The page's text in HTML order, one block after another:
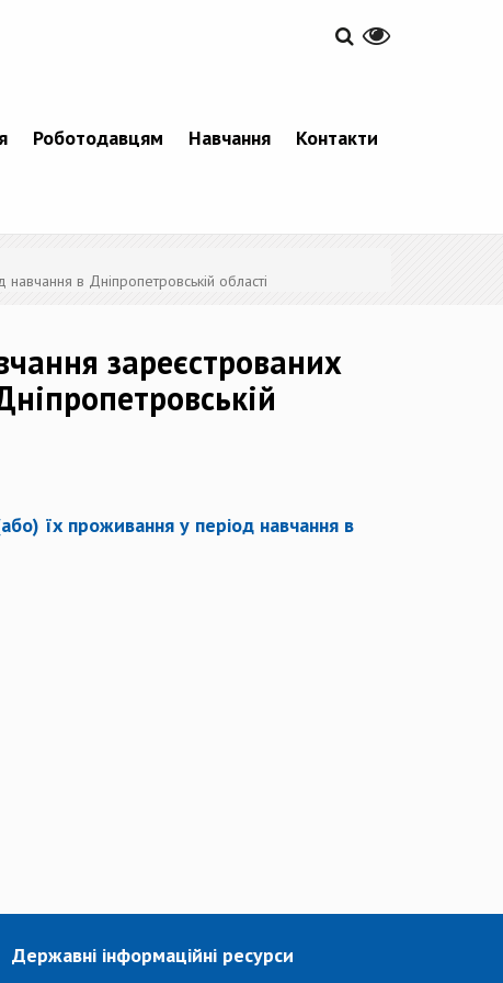
Роботодавцям Навчання Контакти
в Дніпропетровській області
зареєстрованих
їх проживання у період навчання в
Державні інформаційні ресурси